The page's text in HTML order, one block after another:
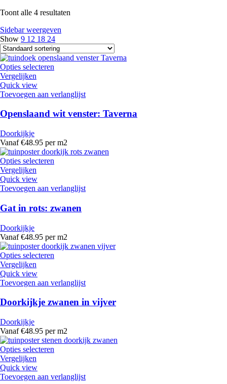
Toont alle 4 resultaten
Sidebar weergeven
Show 9 12 18 24
Opties selecteren
Vergelijken
Quick view
Toevoegen aan verlanglijst
Openslaand wit venster: Taverna
Doorkijkje
Vanaf €48.95 per m2
Opties selecteren
Vergelijken
Quick view
Toevoegen aan verlanglijst
Gat in rots: zwanen
Doorkijkje
Vanaf €48.95 per m2
Opties selecteren
Vergelijken
Quick view
Toevoegen aan verlanglijst
Doorkijkje zwanen in vijver
Doorkijkje
Vanaf €48.95 per m2
Opties selecteren
Vergelijken
Quick view
Toevoegen aan verlanglijst